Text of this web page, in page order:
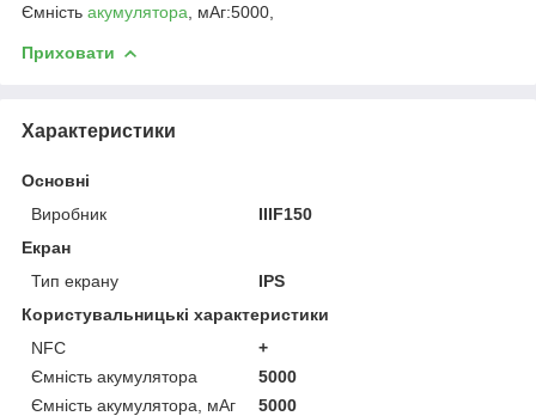
Ємність акумулятора , мАг:5000,
Приховати
Характеристики
Основні
Виробник
IIIF150
Екран
Тип екрану
IPS
Користувальницькі характеристики
NFC
+
Ємність акумулятора
5000
Ємність акумулятора, мАг
5000